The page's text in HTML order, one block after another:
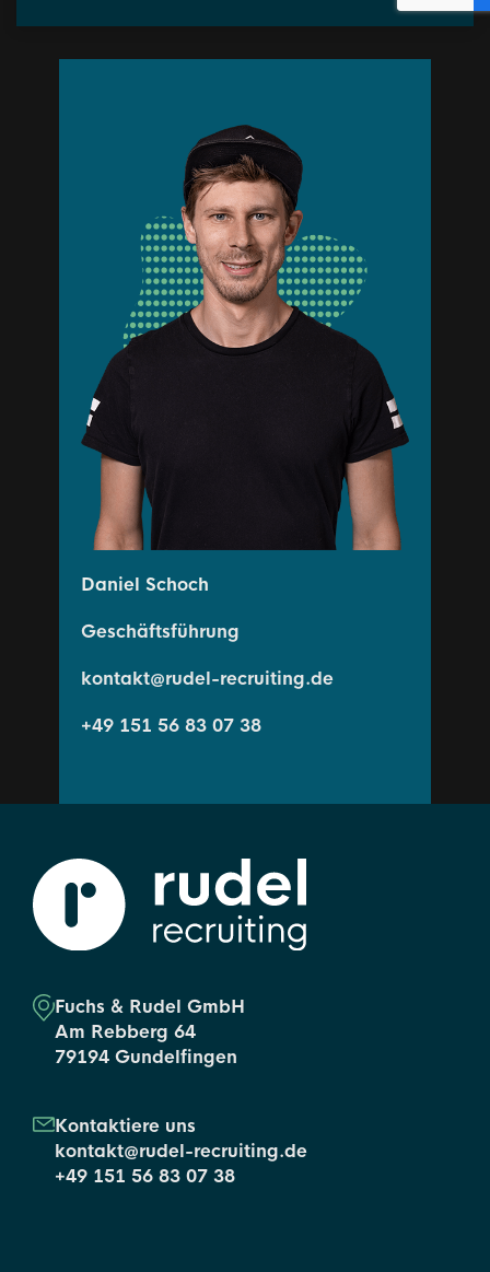
Daniel Schoch
Geschäftsführung
kontakt@rudel-recruiting.de
+49 151 56 83 07 38
Fuchs & Rudel GmbH
Am Rebberg 64
79194 Gundelfingen
Kontaktiere uns
kontakt@rudel-recruiting.de
+49 151 56 83 07 38